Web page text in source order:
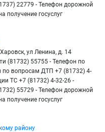
22779 - Телефон дорожной
получение госуслуг
ул Ленина, д. 14
(81732) 55755 - Телефон по
по вопросам ДТП +7 (81732) 4-
ТС +7 (81732) 4-32-26 -
55729 - Телефон дорожной
получение госуслуг
району